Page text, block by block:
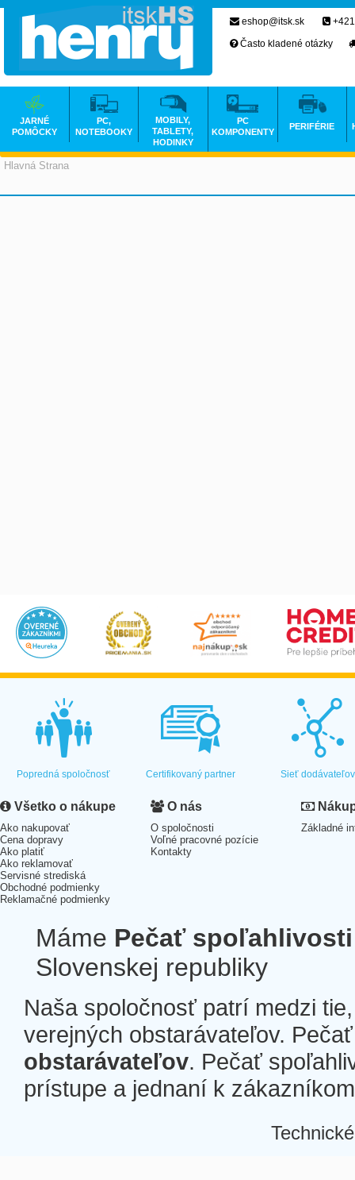
Hlavná Strana
eshop@itsk.sk
Často kladené otázky
JARNÉ
POMÔCKY
PC,
NOTEBOOKY
MOBILY,
TABLETY,
HODINKY
PC
KOMPONENTY
PERIFÉRIE
Popredná spoločnosť Certifikovaný partner Sieť dodávateľov
Všetko o nákupe
Ako nakupovať
Cena dopravy
Ako platiť
Ako reklamovať
Servisné strediská
Obchodné podmienky
Reklamačné podmienky
O nás
O spoločnosti
Voľné pracovné pozície
Kontakty
Základné
Máme Pečať spoľahlivosti
Slovenskej republiky
Naša spoločnosť patrí medzi
verejných obstarávateľov.
obstarávateľov. Pečať
prístupe a jednaní k